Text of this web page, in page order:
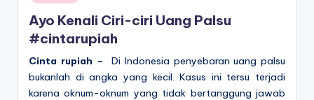
in
Ayo Kenali Ciri-ciri Uang Palsu
#cintarupiah
Cinta rupiah –
Di Indonesia penyebaran uang palsu
bukanlah di angka yang kecil. Kasus ini tersu terjadi
karena oknum-oknum yang tidak bertanggung jawab